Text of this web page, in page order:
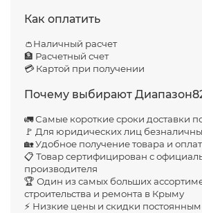
Как оплатить
👛Наличный расчет
🏦 Расчетный счет
💳 Картой при получении
Почему выбирают
🚛 Самые короткие сроки доставки
🚩 Для юридических лиц
🏡 Удобное получение товара и
📋 Товар сертифицирован с
производителя
🏆 Один из самых больших
строительства и ремонта в Крыму
⚡ Низкие цены и скидки